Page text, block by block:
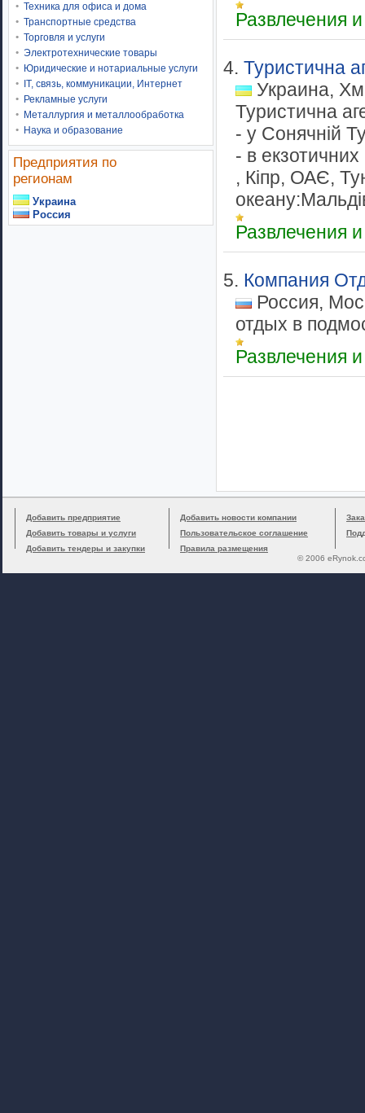
Техника для офиса и дома
Транспортные средства
Торговля и услуги
Электротехнические товары
Юридические и нотариальные услуги
IT, связь, коммуникации, Интернет
Рекламные услуги
Металлургия и металлообработка
Наука и образование
Предприятия по
регионам
Украина
Россия
Развлечения
4. Туристична
Украина,
Туристична
- у Сонячній
- в
, Кіпр, ОАЄ,
Развлечения
5. Компания
Россия,
отдых в
Развлечения
Добавить предприятие
Добавить товары и услуги
Добавить тендеры и закупки
Добавить новости компании
Пользовательское соглашение
Правила размещения
© 2006